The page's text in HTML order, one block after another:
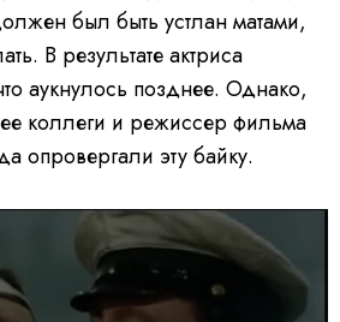
был быть устлан матами,
В результате актриса
аукнулось позднее. Однако,
коллеги и режиссер фильма
опровергали эту байку.